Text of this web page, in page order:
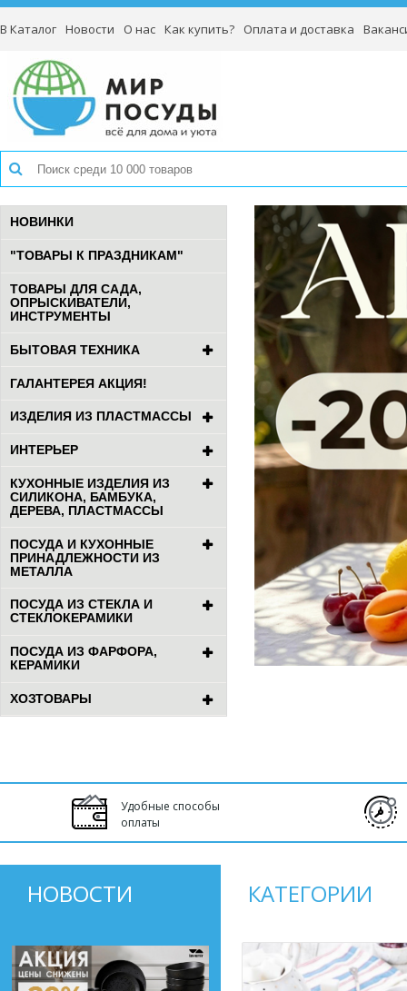
В Каталог Новости О нас Как купить? Оплата и доставка
НОВИНКИ
"ТОВАРЫ К ПРАЗДНИКАМ"
ТОВАРЫ ДЛЯ САДА,
ОПРЫСКИВАТЕЛИ,
ИНСТРУМЕНТЫ
БЫТОВАЯ ТЕХНИКА
ГАЛАНТЕРЕЯ АКЦИЯ!
ИЗДЕЛИЯ ИЗ ПЛАСТМАССЫ
ИНТЕРЬЕР
КУХОННЫЕ ИЗДЕЛИЯ ИЗ
СИЛИКОНА, БАМБУКА,
ДЕРЕВА, ПЛАСТМАССЫ
ПОСУДА И КУХОННЫЕ
ПРИНАДЛЕЖНОСТИ ИЗ
МЕТАЛЛА
ПОСУДА ИЗ СТЕКЛА И
СТЕКЛОКЕРАМИКИ
ПОСУДА ИЗ ФАРФОРА,
КЕРАМИКИ
ХОЗТОВАРЫ
Удобные способы
оплаты
НОВОСТИ КАТЕГОРИИ